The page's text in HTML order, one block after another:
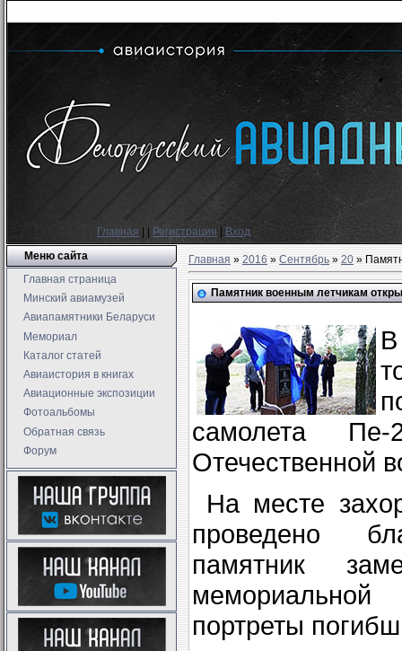
Главная Регистрация
Вход
Меню сайта
Главная страница
Минский авиамузей
Авиапамятники Беларуси
Мемориал
Каталог статей
Авиаистория в книгах
Авиационные экспозиции
Фотоальбомы
Обратная связь
Форум
Главная»2016 » Сентябрь » 20»
Памятник военным летчикам
самолета
Отечественной
На месте
проведено
памятник
портреты